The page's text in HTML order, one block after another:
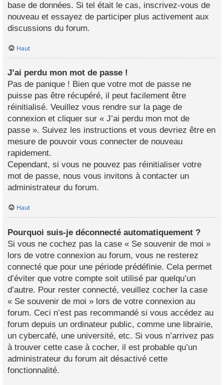
base de données. Si tel était le cas, inscrivez-vous de
nouveau et essayez de participer plus activement aux
discussions du forum.
Haut
J’ai perdu mon mot de passe !
Pas de panique ! Bien que votre mot de passe ne
puisse pas être récupéré, il peut facilement être
réinitialisé. Veuillez vous rendre sur la page de
connexion et cliquer sur « J’ai perdu mon mot de
passe ». Suivez les instructions et vous devriez être en
mesure de pouvoir vous connecter de nouveau
rapidement.
Cependant, si vous ne pouvez pas réinitialiser votre
mot de passe, nous vous invitons à contacter un
administrateur du forum.
Haut
Pourquoi suis-je déconnecté automatiquement ?
Si vous ne cochez pas la case « Se souvenir de moi »
lors de votre connexion au forum, vous ne resterez
connecté que pour une période prédéfinie. Cela permet
d’éviter que votre compte soit utilisé par quelqu’un
d’autre. Pour rester connecté, veuillez cocher la case
« Se souvenir de moi » lors de votre connexion au
forum. Ceci n’est pas recommandé si vous accédez au
forum depuis un ordinateur public, comme une librairie,
un cybercafé, une université, etc. Si vous n’arrivez pas
à trouver cette case à cocher, il est probable qu’un
administrateur du forum ait désactivé cette
fonctionnalité.